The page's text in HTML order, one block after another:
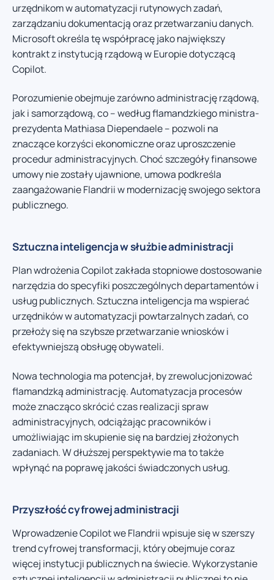
urzędnikom w automatyzacji rutynowych zadań,
zarządzaniu dokumentacją oraz przetwarzaniu danych.
Microsoft określa tę współpracę jako największy
kontrakt z instytucją rządową w Europie dotyczącą
Copilot.
Porozumienie obejmuje zarówno administrację rządową,
jak i samorządową, co – według flamandzkiego ministra-
prezydenta Mathiasa Diependaele – pozwoli na
znaczące korzyści ekonomiczne oraz uproszczenie
procedur administracyjnych. Choć szczegóły finansowe
umowy nie zostały ujawnione, umowa podkreśla
zaangażowanie Flandrii w modernizację swojego sektora
publicznego.
Sztuczna inteligencja w służbie administracji
Plan wdrożenia Copilot zakłada stopniowe dostosowanie
narzędzia do specyfiki poszczególnych departamentów i
usług publicznych. Sztuczna inteligencja ma wspierać
urzędników w automatyzacji powtarzalnych zadań, co
przełoży się na szybsze przetwarzanie wniosków i
efektywniejszą obsługę obywateli.
Nowa technologia ma potencjał, by zrewolucjonizować
flamandzką administrację. Automatyzacja procesów
może znacząco skrócić czas realizacji spraw
administracyjnych, odciążając pracowników i
umożliwiając im skupienie się na bardziej złożonych
zadaniach. W dłuższej perspektywie ma to także
wpłynąć na poprawę jakości świadczonych usług.
Przyszłość cyfrowej administracji
Wprowadzenie Copilot we Flandrii wpisuje się w szerszy
trend cyfrowej transformacji, który obejmuje coraz
więcej instytucji publicznych na świecie. Wykorzystanie